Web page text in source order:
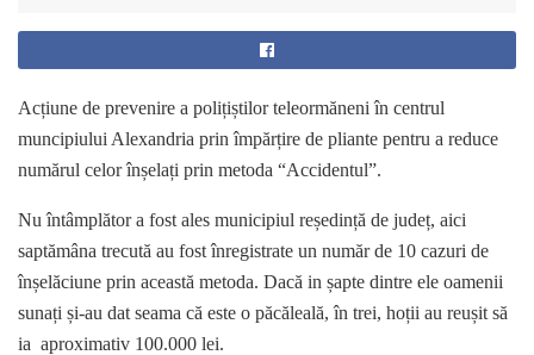
Acțiune de prevenire a polițiștilor teleormăneni în centrul
muncipiului Alexandria prin împărțire de pliante pentru a reduce
numărul celor înșelați prin metoda “Accidentul”.
Nu întâmplător a fost ales municipiul reședință de județ, aici
saptămâna trecută au fost înregistrate un număr de 10 cazuri de
înșelăciune prin această metoda. Dacă in șapte dintre ele oamenii
sunați și-au dat seama că este o păcăleală, în trei, hoții au reușit să
ia aproximativ 100.000 lei.